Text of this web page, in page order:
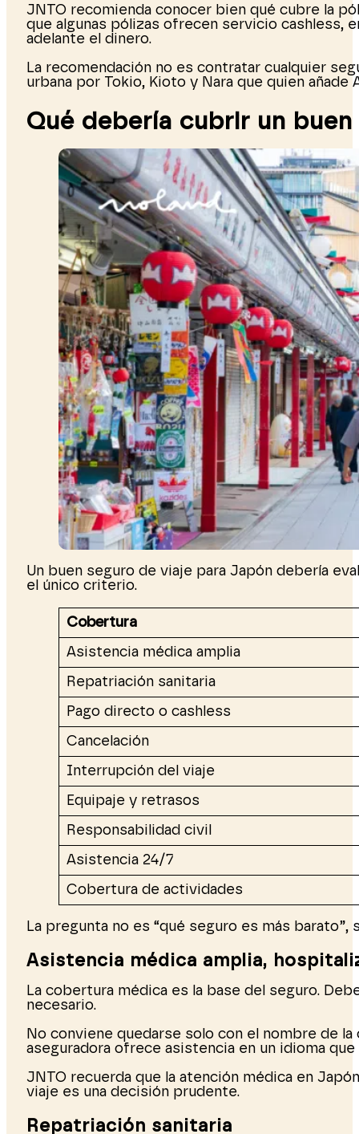
JNTO recomienda conocer bien qué cubre la
que algunas pólizas ofrecen servicio cashless,
adelante el dinero.
La recomendación no es contratar cualquier
urbana por Tokio, Kioto y Nara que quien
Qué debería cubrir un
Un buen seguro de viaje para Japón debería
el único criterio.
Cobertura
Asistencia médica amplia
Repatriación sanitaria
Pago directo o cashless
Cancelación
Interrupción del viaje
Equipaje y retrasos
Responsabilidad civil
Asistencia 24/7
Cobertura de actividades
La pregunta no es “qué seguro es más
Asistencia médica amplia,
La cobertura médica es la base del seguro.
necesario.
No conviene quedarse solo con el nombre de
aseguradora ofrece asistencia en un idioma
JNTO recuerda que la atención médica en
viaje es una decisión prudente.
Repatriación sanitaria